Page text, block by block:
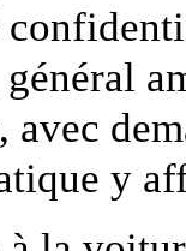
avec
y